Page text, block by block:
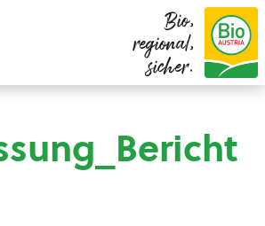
Bio,
regional,
sicher.